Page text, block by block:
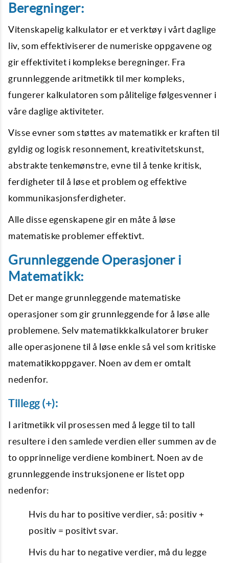
Beregninger:
Vitenskapelig kalkulator er et verktøy i vårt daglige
liv, som effektiviserer de numeriske oppgavene og
gir effektivitet i komplekse beregninger. Fra
grunnleggende aritmetikk til mer kompleks,
fungerer kalkulatoren som pålitelige følgesvenner i
våre daglige aktiviteter.
Visse evner som støttes av matematikk er kraften til
gyldig og logisk resonnement, kreativitetskunst,
abstrakte tenkemønstre, evne til å tenke kritisk,
ferdigheter til å løse et problem og effektive
kommunikasjonsferdigheter.
Alle disse egenskapene gir en måte å løse
matematiske problemer effektivt.
Grunnleggende Operasjoner i
Matematikk:
Det er mange grunnleggende matematiske
operasjoner som gir grunnleggende for å løse alle
problemene. Selv matematikkkalkulatorer bruker
alle operasjonene til å løse enkle så vel som kritiske
matematikkoppgaver. Noen av dem er omtalt
nedenfor.
Tillegg (+):
I aritmetikk vil prosessen med å legge til to tall
resultere i den samlede verdien eller summen av de
to opprinnelige verdiene kombinert. Noen av de
grunnleggende instruksjonene er listet opp
nedenfor:
Hvis du har to positive verdier, så: positiv +
positiv = positivt svar.
Hvis du har to negative verdier, må du legge